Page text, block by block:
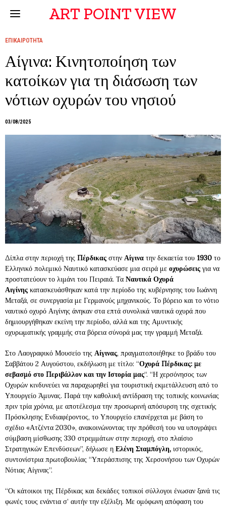
ART POINT VIEW
ΕΠΙΚΑΙΡΟΤΗΤΑ
Αίγινα: Κινητοποίηση των
κατοίκων για τη διάσωση των
νότιων οχυρών του νησιού
03/08/2025
Δίπλα στην περιοχή της Πέρδικας στην Αίγινα την δεκαετία του 1930 το
Ελληνικό πολεμικό Ναυτικό κατασκεύασε μια σειρά με οχυρώσεις για να
προστατεύουν το λιμάνι του Πειραιά. Τα Ναυτικά Οχυρά
Αιγίνης κατασκευάσθηκαν κατά την περίοδο της κυβέρνησης του Ιωάννη
Μεταξά, σε συνεργασία με Γερμανούς μηχανικούς. Το βόρειο και το νότιο
ναυτικό οχυρό Αιγίνης άνηκαν στα επτά συνολικά ναυτικά οχυρά που
δημιουργήθηκαν εκείνη την περίοδο, αλλά και της Αμυντικής
οχυρωματικής γραμμής στα βόρεια σύνορά μας την γραμμή Μεταξά.
Στο Λαογραφικό Μουσείο της Αίγινας, πραγματοποιήθηκε το βράδυ του
Σαββάτου 2 Αυγούστου, εκδήλωση με τίτλο: “Οχυρά Πέρδικας: με
σεβασμό στο Περιβάλλον και την Ιστορία μας“. “Η χερσόνησος των
Οχυρών κινδυνεύει να παραχωρηθεί για τουριστική εκμετάλλευση από το
Υπουργείο Άμυνας. Παρά την καθολική αντίδραση της τοπικής κοινωνίας
πριν τρία χρόνια, με αποτέλεσμα την προσωρινή απόσυρση της σχετικής
Πρόσκλησης Ενδιαφέροντος, το Υπουργείο επανέρχεται με βάση το
σχέδιο «Ατζέντα 2030», ανακοινώνοντας την πρόθεσή του να υπογράψει
σύμβαση μίσθωσης 330 στρεμμάτων στην περιοχή, στο πλαίσιο
Στρατηγικών Επενδύσεων”, δήλωσε η Ελένη Σταμπόγλη, ιστορικός,
συντονίστρια πρωτοβουλίας “Υπεράσπισης της Χερσονήσου των Οχυρών
Νότιας Αίγινας”.
“Οι κάτοικοι της Πέρδικας και δεκάδες τοπικοί σύλλογοι ένωσαν ξανά τις
φωνές τους ενάντια σ’ αυτήν την εξέλιξη. Με ομόφωνη απόφαση του